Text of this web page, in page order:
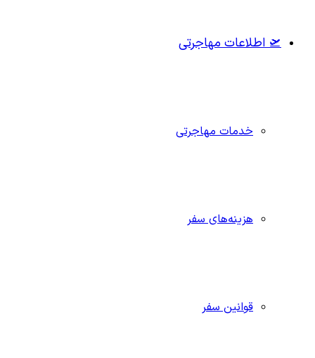
🛫 اطلاعات مهاجرتی
خدمات مهاجرتی
هزینه‌های سفر
قوانین سفر